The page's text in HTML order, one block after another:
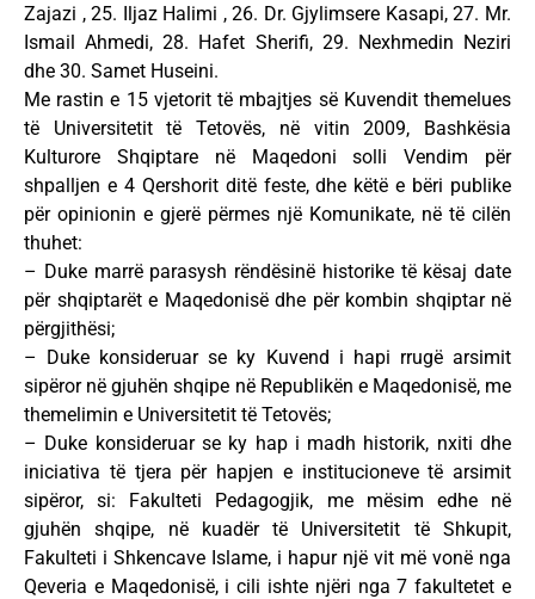
Zajazi , 25. Iljaz Halimi , 26. Dr. Gjylimsere Kasapi, 27. Mr.
Ismail Ahmedi, 28. Hafet Sherifi, 29. Nexhmedin Neziri
dhe 30. Samet Huseini.
Me rastin e 15 vjetorit të mbajtjes së Kuvendit themelues
të Universitetit të Tetovës, në vitin 2009, Bashkësia
Kulturore Shqiptare në Maqedoni solli Vendim për
shpalljen e 4 Qershorit ditë feste, dhe këtë e bëri publike
për opinionin e gjerë përmes një Komunikate, në të cilën
thuhet:
– Duke marrë parasysh rëndësinë historike të kësaj date
për shqiptarët e Maqedonisë dhe për kombin shqiptar në
përgjithësi;
– Duke konsideruar se ky Kuvend i hapi rrugë arsimit
sipëror në gjuhën shqipe në Republikën e Maqedonisë, me
themelimin e Universitetit të Tetovës;
– Duke konsideruar se ky hap i madh historik, nxiti dhe
iniciativa të tjera për hapjen e institucioneve të arsimit
sipëror, si: Fakulteti Pedagogjik, me mësim edhe në
gjuhën shqipe, në kuadër të Universitetit të Shkupit,
Fakulteti i Shkencave Islame, i hapur një vit më vonë nga
Qeveria e Maqedonisë, i cili ishte njëri nga 7 fakultetet e